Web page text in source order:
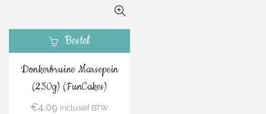
Bestel
Donkerbruine Marsepein
(250g) (FunCakes)
€4.09 Inclusief BTW